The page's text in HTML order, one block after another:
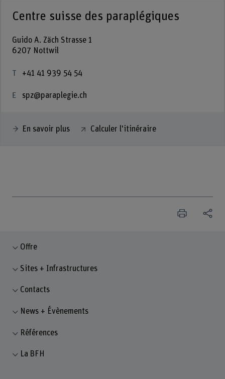
Centre suisse des paraplégiques
Guido A. Zäch Strasse 1
6207 Nottwil
+41 41 939 54 54
spz@paraplegie.ch
En savoir plus Calculer l'itinéraire
Offre
Sites + Infrastructures
Contacts
News + Évènements
Références
La BFH